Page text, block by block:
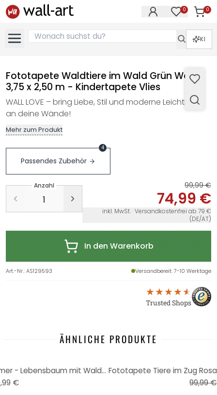
0 0
KI
Fototapete Waldtiere im Wald Grün Weiß
3,75 x 2,50 m - Kindertapete Vlies
WALL LOVE – bring Liebe, Stil und moderne Leichtigkeit
an deine Wände!
Mehr zum Produkt
Passendes Zubehör
4
Anzahl 99,99 €
74,99 €
inkl. MwSt. · Versandkostenfrei ab 79 €
(DE/AT)
In den Warenkorb
Art.-Nr.:AS129593 Versandbereit: 7-10 Werktage
Trusted Shops
ÄHNLICHE PRODUKTE
Fototapete für das Kinderzimmer - Lebensbaum mit Waldtieren - Bonne Müller
€
99,99 €